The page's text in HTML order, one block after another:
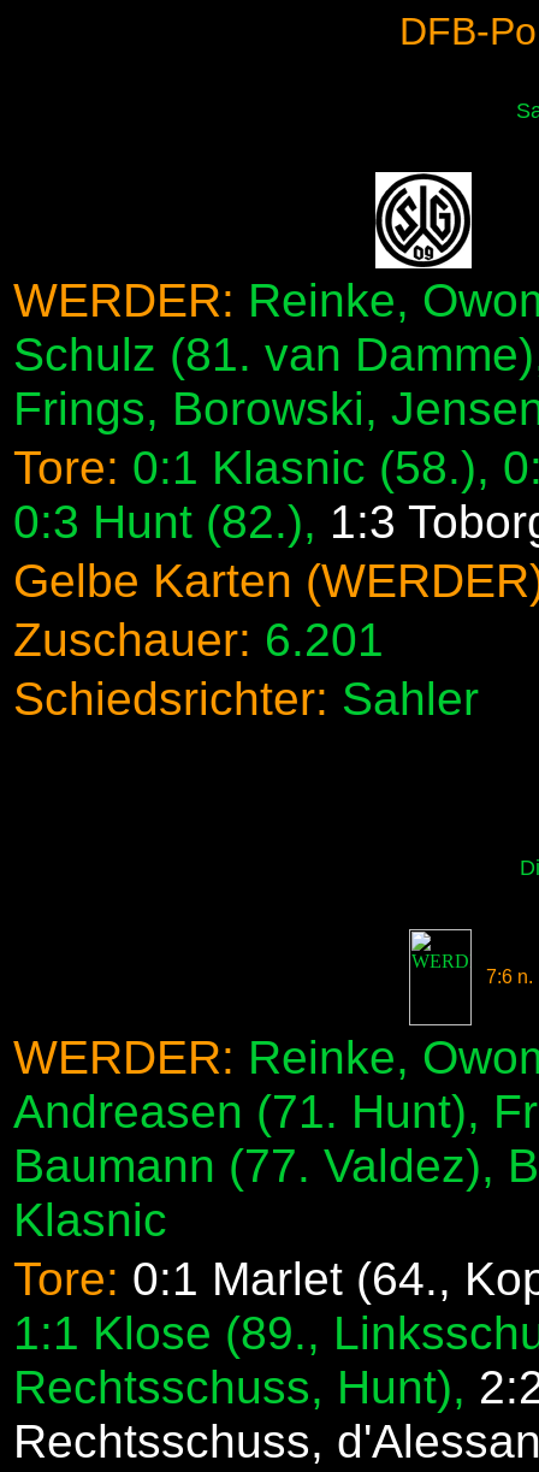
DFB-
WERDER: Reinke,
Schulz (81. van
Frings, Borowski,
Tore: 0:1 Klasnic (58.),
0:3 Hunt (82.), 1:3
Gelbe Karten
Zuschauer: 6.201
Schiedsrichter: Sahler
7:6 n.
WERDER: Reinke,
Andreasen (71. Hunt),
Baumann (77. Valdez),
Klasnic
Tore: 0:1 Marlet (64.,
1:1 Klose (89.,
Rechtsschuss, Hunt),
Rechtsschuss,